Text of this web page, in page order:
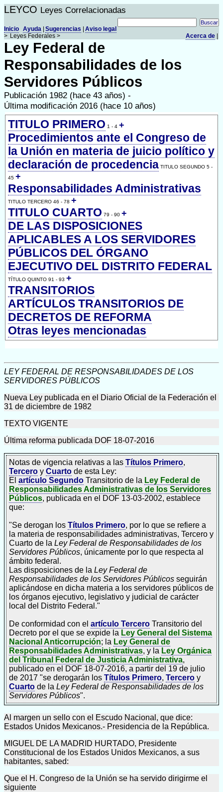
LEYCO Leyes Correlacionadas
Aviso legal
Sugerencias
Ayuda
Acerca de
Inicio
> Leyes Federales >
Ley Federal de
Responsabilidades de los
Servidores Públicos
Publicación 1982 (hace 43 años) -
Última modificación 2016 (hace 10 años)
TITULO PRIMERO 1 - 4 +
Procedimientos ante el Congreso de
la Unión en materia de juicio político y
declaración de procedencia TITULO SEGUNDO 5 -
45 +
Responsabilidades Administrativas
TITULO TERCERO 46 - 78 +
TITULO CUARTO 79 - 90 +
DE LAS DISPOSICIONES
APLICABLES A LOS SERVIDORES
PÚBLICOS DEL ÓRGANO
EJECUTIVO DEL DISTRITO FEDERAL
TÍTULO QUINTO 91 - 93 +
TRANSITORIOS
ARTÍCULOS TRANSITORIOS DE
DECRETOS DE REFORMA
Otras leyes mencionadas
LEY FEDERAL DE RESPONSABILIDADES DE LOS
SERVIDORES PÚBLICOS
Nueva Ley publicada en el Diario Oficial de la Federación el
31 de diciembre de 1982
TEXTO VIGENTE
Última reforma publicada DOF 18-07-2016
Notas de vigencia relativas a las Títulos Primero,
Tercero y Cuarto de esta Ley:
El artículo Segundo Transitorio de la Ley Federal de
Responsabilidades Administrativas de los Servidores
Públicos, publicada en el DOF 13-03-2002, establece
que:
"Se derogan los Títulos Primero, por lo que se refiere a
la materia de responsabilidades administrativas, Tercero y
Cuarto de la Ley Federal de Responsabilidades de los
Servidores Públicos, únicamente por lo que respecta al
ámbito federal.
Las disposiciones de la Ley Federal de
Responsabilidades de los Servidores Públicos seguirán
aplicándose en dicha materia a los servidores públicos de
los órganos ejecutivo, legislativo y judicial de carácter
local del Distrito Federal."
De conformidad con el artículo Tercero Transitorio del
Decreto por el que se expide la Ley General del Sistema
Nacional Anticorrupción; la Ley General de
Responsabilidades Administrativas, y la Ley Orgánica
del Tribunal Federal de Justicia Administrativa,
publicado en el DOF 18-07-2016, a partir del 19 de julio
de 2017 "se derogarán los Títulos Primero, Tercero y
Cuarto de la Ley Federal de Responsabilidades de los
Servidores Públicos".
Al margen un sello con el Escudo Nacional, que dice:
Estados Unidos Mexicanos.- Presidencia de la República.
MIGUEL DE LA MADRID HURTADO, Presidente
Constitucional de los Estados Unidos Mexicanos, a sus
habitantes, sabed:
Que el H. Congreso de la Unión se ha servido dirigirme el
siguiente